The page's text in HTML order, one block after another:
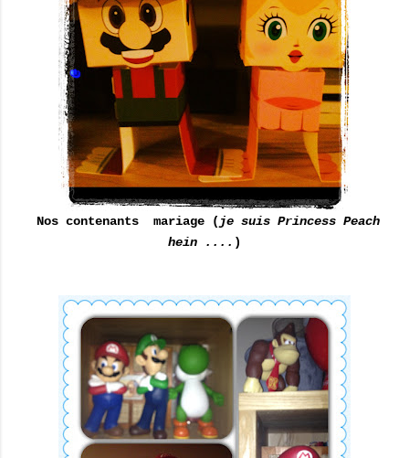
Nos contenants mariage ( je suis Princess Peach
hein .... )